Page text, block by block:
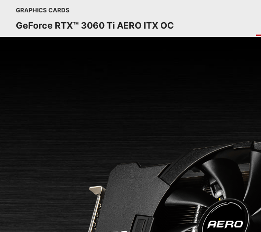
GRAPHICS CARDS
GeForce RTX™ 3060 Ti AERO ITX OC